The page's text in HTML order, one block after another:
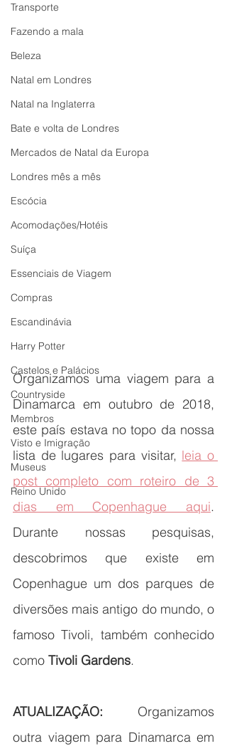
Transporte
Fazendo a mala
Beleza
Natal em Londres
Natal na Inglaterra
Bate e volta de Londres
Mercados de Natal da Europa
Londres mês a mês
Escócia
Acomodações/Hotéis
Suíça
Essenciais de Viagem
Compras
Escandinávia
Harry Potter
Castelos e Palácios
Countryside
Membros
Visto e Imigração
Museus
Reino Unido
Organizamos uma viagem para a
Dinamarca em outubro de 2018,
este país estava no topo da nossa
lista de lugares para visitar, leia o
post completo com roteiro de 3
dias em Copenhague aqui.
Durante nossas pesquisas,
descobrimos que existe em
Copenhague um dos parques de
diversões mais antigo do mundo, o
famoso Tivoli, também conhecido
como Tivoli Gardens.
ATUALIZAÇÃO: Organizamos
outra viagem para Dinamarca em